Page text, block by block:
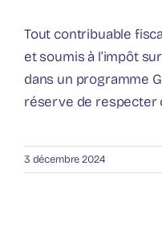
Tout contribuable
et soumis à l’impôt
dans un programme
réserve de respecter
3 décembre 2024